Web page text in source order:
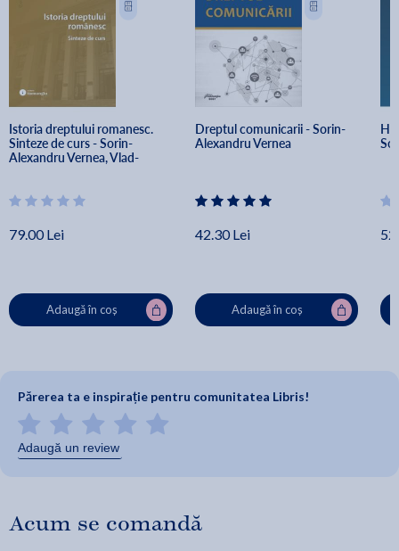
Istoria dreptului romanesc.
Sinteze de curs - Sorin-
Alexandru Vernea, Vlad-
79.00 Lei
Adaugă în coș
Dreptul comunicarii - Sorin-
Alexandru Vernea
42.30 Lei
Adaugă în coș
Părerea ta e inspirație pentru comunitatea Libris!
Adaugă un review
Acum se comandă